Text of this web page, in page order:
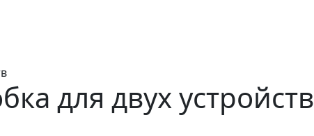
для двух устройств